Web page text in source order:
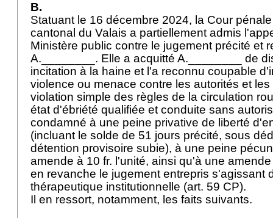
B.
Statuant le 16 décembre 2024, la Cour
cantonal du Valais a partiellement admis
Ministère public contre le jugement précité et
A.________. Elle a acquitté A.________ de
incitation à la haine et l'a reconnu coupable
violence ou menace contre les autorités et
violation simple des règles de la circulation
état d'ébriété qualifiée et conduite sans
condamné à une peine privative de liberté
(incluant le solde de 51 jours précité, sous
détention provisoire subie), à une peine
amende à 10 fr. l'unité, ainsi qu'à une
en revanche le jugement entrepris s'agissant
thérapeutique institutionnelle (art. 59 CP).
Il en ressort, notamment, les faits suivants.